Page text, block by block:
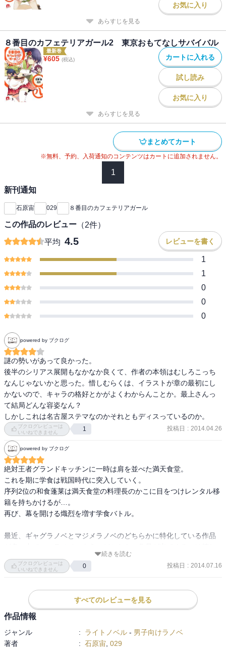
お気に入り
あらすじを見る
８番目のカフェテリアガール2 東京おもてなしサバイバル
最新巻
¥605 (税込) カートに入れる
試し読み
お気に入り
あらすじを見る
まとめてカート
※無料、予約、入荷通知のコンテンツはカートに追加されません。
1
新刊通知
石原宙 029 ８番目のカフェテリアガール
この作品のレビュー （2件）
平均 4.5 レビューを書く
1
1
0
0
0
powered by ブクログ
謎の勢いがあって良かった。
後半のシリアス展開もなかなか良くて、作者の本領はむしろこっち
なんじゃないかと思った。惜しむらくは、イラストが章の最初にし
かないので、キャラの格好とかがよくわからんことか。最上さんっ
て結局どんな容姿なん？
しかしこれは名古屋ステマなのかそれともディスっているのか。
ブクログレビューは
いいねできません
1 投稿日 : 2014.04.26
powered by ブクログ
絶対王者グランドキッチンに一時は肩を並べた満天食堂。
これを期に学食は戦国時代に突入していく。
序列2位の和食蓬莱は満天食堂の料理長のかこに目をつけレンタル移
籍を持ちかけるが…。
再び、幕を開ける熾烈を増す学食バトル。
最近、ギャグラノベとマジメラノベのどちらかに特化している作品
い限りですね！
本の帯を「のうりん」の白鳥さんが書くだけのことはあります(笑)
読んでどういった感想を持つのか気になります。
魔都NAGOYAとか呼ばれてさ(笑)
続きを読む
ブクログレビューは
いいねできません
0 投稿日 : 2014.07.16
すべてのレビューを見る
作品情報
ジャンル : ライトノベル - 男子向けラノベ
著者
: 石原宙 029